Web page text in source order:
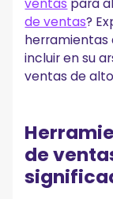
de ventas?
herramientas
incluir en su
ventas de
de